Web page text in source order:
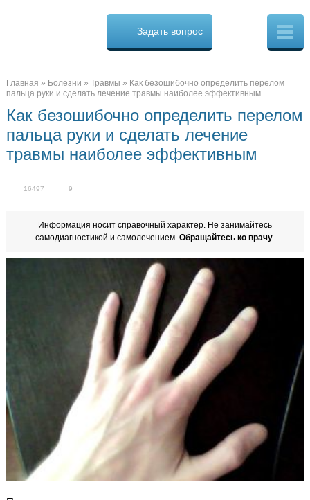
Cure.ru
в
Задать вопрос
Главная » Болезни » Травмы » Как безошибочно определить перелом
пальца руки и сделать лечение травмы наиболее эффективным
Как безошибочно определить перелом
пальца руки и сделать лечение
травмы наиболее эффективным
16497 9
Информация носит справочный характер. Не занимайтесь
самодиагностикой и самолечением. Обращайтесь ко врачу.